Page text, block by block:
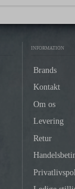
INFORMATION
Brands
Kontakt
Om os
Levering
Retur